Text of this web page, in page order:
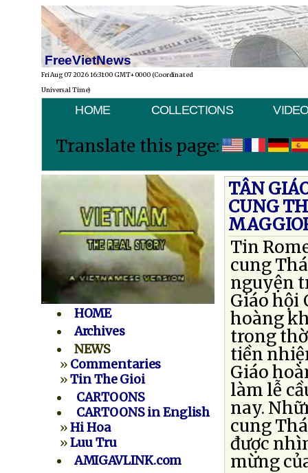
FreeVietNews
Fri Aug 07 2026 16:31:00 GMT+0000 (Coordinated
Universal Time)
HOME COLLECTIONS
Translate this page:
HOME
Archives
NEWS
» Commentaries
»Tin The Gioi
CARTOONS
CARTOONS in English
»Hi Hoa
»Luu Tru
AMIGAVLINK.com
TÂN
CUNG
Tin
cung
nguyện
Giáo hội
hoàng
trong
tiền
Giáo
làm lễ
nay.
cung
được
mừng